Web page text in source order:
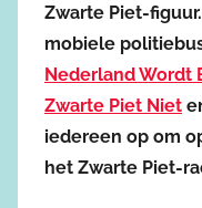
Zwarte Piet-
mobiele
Nederland Wordt
Zwarte Piet Niet
iedereen op om
het Zwarte Piet-